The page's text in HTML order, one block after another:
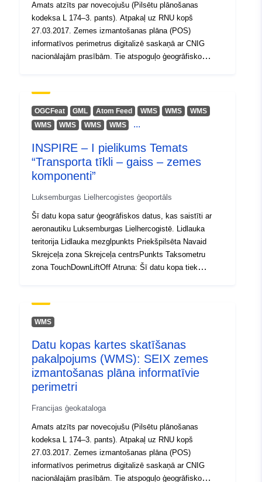
Amats atzīts par novecojušu (Pilsētu plānošanas
kodeksa L 174–3. pants). Atpakaļ uz RNU kopš
27.03.2017. Zemes izmantošanas plāna (POS)
informatīvos perimetrus digitalizē saskaņā ar CNIG
nacionālajām prasībām. Tie atspoguļo ģeogrāfisko
jāpievieno plānošanas dokumentiem saskaņā ar
Pilsētplānošanas kodeksa R123–13. un R123–14. pantu;
— informācija, kas informācijas nolūkā paziņota par
informāciju par 04 TYPE (Urban Preemption Right
Perimeters) un 05 (Atliktās attīstības jomas), ja tie
parādās POS grafiskajos dokumentos.
OGCFeat GML Atom Feed WMS WMS
WMS
WMS
WMS WMS WMS ...
INSPIRE – I pielikums Temats
“Transporta tīkli – gaiss – zemes
komponenti”
Luksemburgas Lielhercogistes ģeoportāls
Šī datu kopa satur ģeogrāfiskos datus, kas saistīti ar
aeronautiku Luksemburgas Lielhercogistē. Lidlauka
teritorija Lidlauka mezglpunkts Priekšpilsēta Navaid
Skrejceļa zona Skrejceļa centrsPunkts Taksometru
zona TouchDownLiftOff Atruna: Šī datu kopa tiek
informācijas publikācijā (AIP). Lai iegūtu visaktuālāko un
precīzāko informāciju, lūdzu, skatiet oficiālo avotu
_static/eaip/eAIP _Main/html/index-en-GB.html). Šos
datus nevajadzētu izmantot operatīviem mērķiem
aviācijā.
WMS
Datu kopas kartes skatīšanas
pakalpojums (WMS): SEIX zemes
izmantošanas plāna informatīvie
perimetri
Francijas ģeokataloga
Amats atzīts par novecojušu (Pilsētu plānošanas
kodeksa L 174–3. pants). Atpakaļ uz RNU kopš
27.03.2017. Zemes izmantošanas plāna (POS)
informatīvos perimetrus digitalizē saskaņā ar CNIG
nacionālajām prasībām. Tie atspoguļo ģeogrāfisko